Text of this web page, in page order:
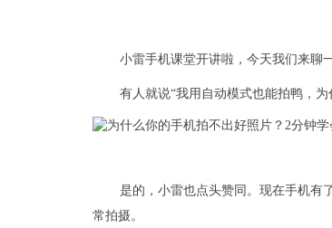
小雷手机课堂开讲啦，今天我们来聊
有人就说“我用自动模式也能拍鸭，
是的，小雷也点头赞同。现在手机有
常拍摄。